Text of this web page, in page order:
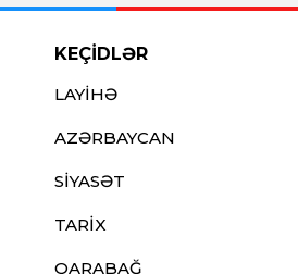
KEÇİDLƏR
LAYİHƏ
AZƏRBAYCAN
SİYASƏT
TARİX
QARABAĞ